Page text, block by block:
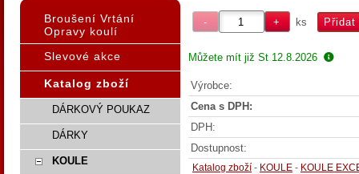
ks
Můžete mít již St 12.8.2026
Výrobce:
Cena s DPH:
DPH:
Dostupnost:
Katalog zboží - KOULE - KOULE
Broušení Vrtání
Opravy koulí
Slevové akce
Katalog zboží
DÁRKOVÝ POUKAZ
DÁRKY
KOULE